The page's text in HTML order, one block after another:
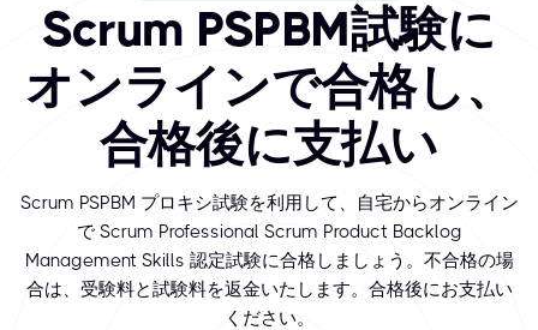
Scrum PSPBM試験に
オンラインで合格し、
合格後に支払い
Scrum PSPBM プロキシ試験を利用して、自宅からオンライン
で Scrum Professional Scrum Product Backlog
Management Skills 認定試験に合格しましょう。不合格の場
合は、受験料と試験料を返金いたします。合格後にお支払い
ください。